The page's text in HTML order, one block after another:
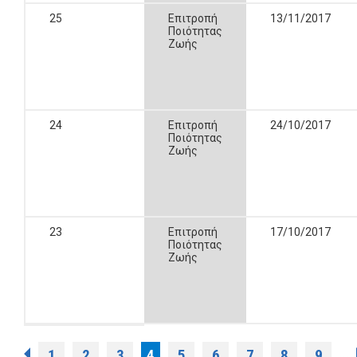
25
Επιτροπή
Ποιότητας
Ζωής
13/11/2017
24
Επιτροπή
Ποιότητας
Ζωής
24/10/2017
23
Επιτροπή
Ποιότητας
Ζωής
17/10/2017